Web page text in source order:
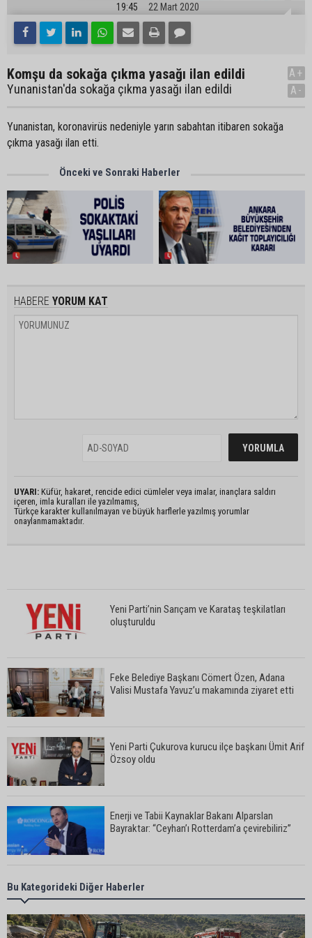
19:45 22 Mart 2020
Komşu da sokağa çıkma yasağı ilan edildi
Yunanistan'da sokağa çıkma yasağı ilan edildi
A+
A-
Yunanistan, koronavirüs nedeniyle yarın sabahtan itibaren sokağa
çıkma yasağı ilan etti.
Önceki ve Sonraki Haberler
HABERE YORUM KAT
UYARI: Küfür, hakaret, rencide edici cümleler veya imalar, inançlara saldırı
içeren, imla kuralları ile yazılmamış,
Türkçe karakter kullanılmayan ve büyük harflerle yazılmış yorumlar
onaylanmamaktadır.
Yeni Parti’nin Sarıçam ve Karataş teşkilatları
oluşturuldu
Feke Belediye Başkanı Cömert Özen, Adana
Valisi Mustafa Yavuz’u makamında ziyaret etti
Yeni Parti Çukurova kurucu ilçe başkanı Ümit Arif
Özsoy oldu
Enerji ve Tabii Kaynaklar Bakanı Alparslan
Bayraktar: “Ceyhan’ı Rotterdam’a çevirebiliriz”
Başkan Ali Bedrettin Karataş’tan sahiller için
duyarlılık çağrısı
Bu Kategorideki Diğer Haberler